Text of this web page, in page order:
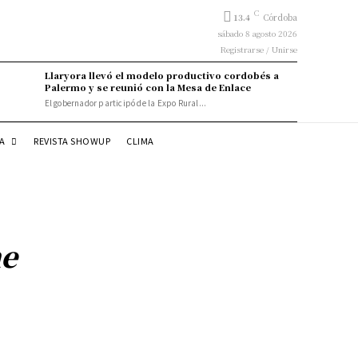
13.4 C Córdoba
sábado 8 agosto 2026
Registrarse / Unirse
Llaryora llevó el modelo productivo cordobés a
Palermo y se reunió con la Mesa de Enlace
El gobernador participó de la Expo Rural...
REVISTA SHOWUP CLIMA